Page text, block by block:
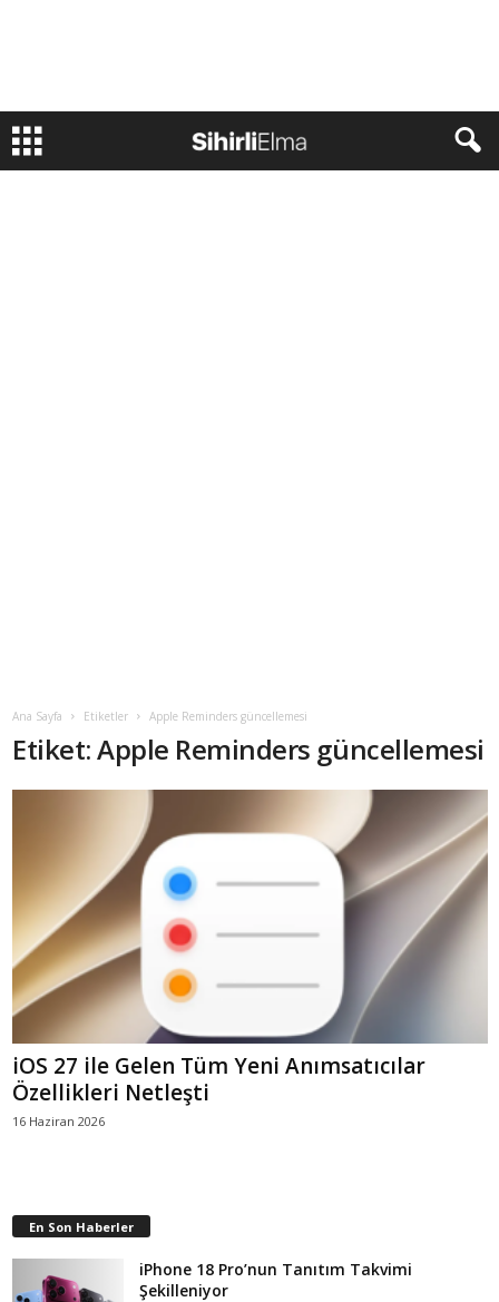
Ana Sayfa Etiketler Apple Reminders güncellemesi
Etiket: Apple Reminders güncellemesi
iOS 27 ile Gelen Tüm Yeni Anımsatıcılar
Özellikleri Netleşti
16 Haziran 2026
En Son Haberler
iPhone 18 Pro’nun Tanıtım Takvimi
Şekilleniyor